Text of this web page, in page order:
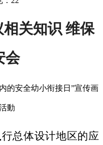
关知识 维保
会
的安全幼小衔接日”宣传画
動
总体设计地区的应